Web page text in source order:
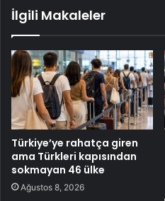
İlgili Makaleler
Türkiye’ye rahatça giren
ama Türkleri kapısından
sokmayan 46 ülke
Ağustos 8, 2026